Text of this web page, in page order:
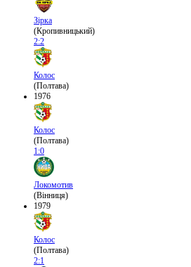
Зірка
(Кропивницький)
2:2
Колос
(Полтава)
1976
Колос
(Полтава)
1:0
Локомотив
(Вінниця)
1979
Колос
(Полтава)
2:1